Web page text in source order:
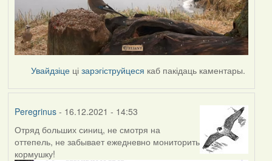
Увайдзіце цізарэгіструйцеся каб пакідаць каментары.
Peregrinus- 16.12.2021 - 14:53
Отряд больших синиц, не смотря на
оттепель, не забывает ежедневно мониторить
кормушку!